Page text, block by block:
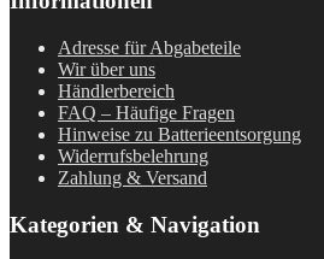
Adresse für Abgabeteile
Wir über uns
Händlerbereich
FAQ – Häufige Fragen
Hinweise zu Batterieentsorgung
Widerrufsbelehrung
Zahlung & Versand
Kategorien & Navigation